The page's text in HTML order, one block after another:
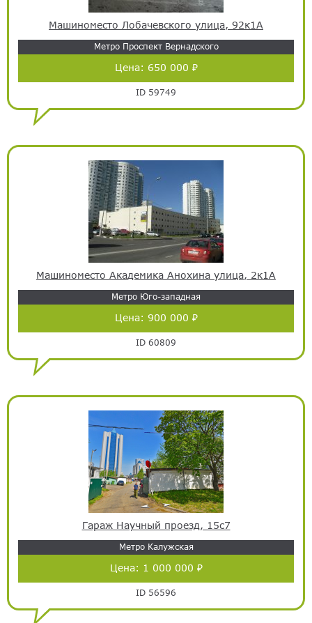
Машиноместо Лобачевского улица, 92к1А
Метро Проспект Вернадского
Цена: 650 000 ₽
ID 59749
Машиноместо Академика Анохина улица, 2к1А
Метро Юго-западная
Цена: 900 000 ₽
ID 60809
Гараж Научный проезд, 15с7
Метро Калужская
Цена: 1 000 000 ₽
ID 56596